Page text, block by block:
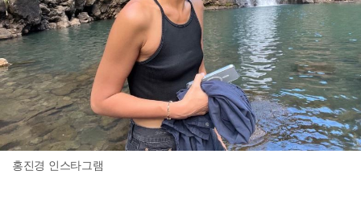
홍진경 인스타그램